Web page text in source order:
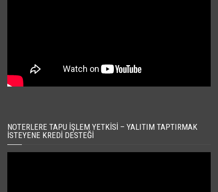
NOTERLERE TAPU İŞLEM YETKISI – YALITIM TAPTIRMAK
İSTEYENE KREDI DESTEĞI